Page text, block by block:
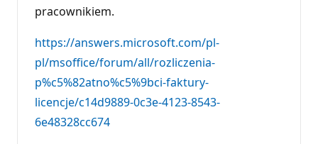
j
pracownikiem.
https://answers.microsoft.com/pl-
pl/msoffice/forum/all/rozliczenia-
p%c5%82atno%c5%9bci-faktury-
licencje/c14d9889-0c3e-4123-8543-
6e48328cc674